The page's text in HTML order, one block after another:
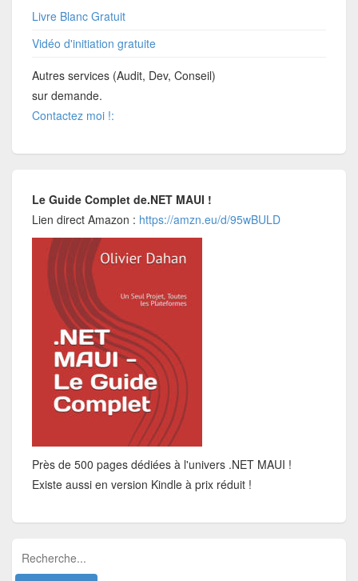
Livre Blanc Gratuit
Vidéo d'initiation gratuite
Autres services (Audit, Dev, Conseil)
sur demande.
Contactez moi !:
Le Guide Complet de.NET MAUI !
Lien direct Amazon : https://amzn.eu/d/95wBULD
Près de 500 pages dédiées à l'univers .NET MAUI !
Existe aussi en version Kindle à prix réduit !